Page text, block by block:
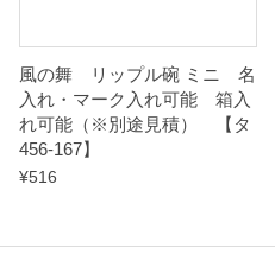
風の舞 リップル碗 ミニ 名
入れ・マーク入れ可能 箱入
れ可能（※別途見積） 【タ
456-167】
¥516